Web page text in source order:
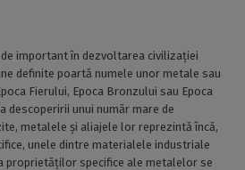
important în dezvoltarea civilizației
definite poartă numele unor metale sau
Fierului, Epoca Bronzului sau Epoca
descoperirii unui număr mare de
metalele și aliajele lor reprezintă încă,
unele dintre materialele industriale
proprietăților specifice ale metalelor se